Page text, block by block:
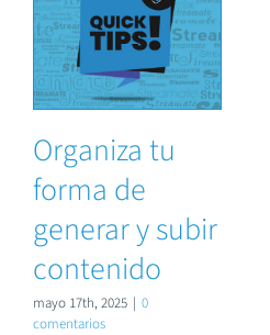
Organiza tu
forma de
generar y subir
contenido
mayo 17th, 2025 | 0
comentarios